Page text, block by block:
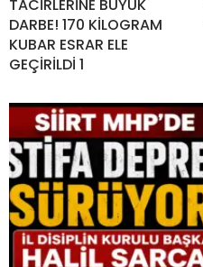
TACİRLERİNE BÜYÜK
DARBE! 170 KİLOGRAM
KUBAR ESRAR ELE
GEÇİRİLDİ 1